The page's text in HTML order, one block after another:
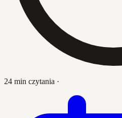
24 min czytania ·